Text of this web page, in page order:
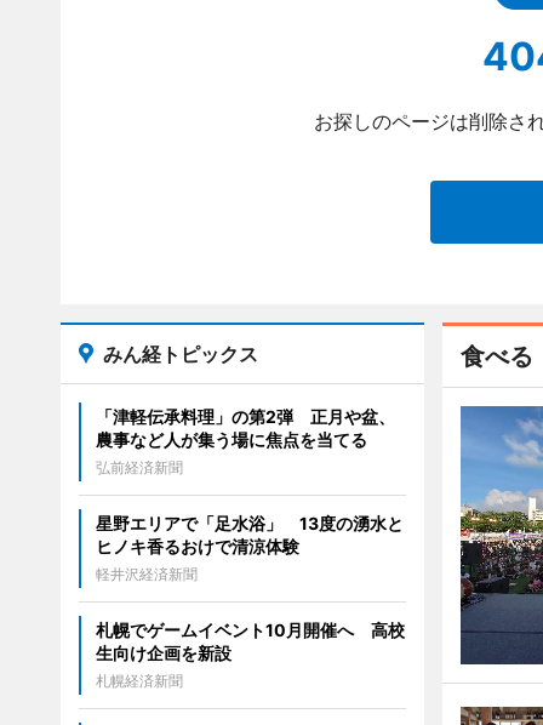
お探しのページは削除さ
食べる
みん経トピックス
「津軽伝承料理」の第2弾 正月や盆、
農事など人が集う場に焦点を当てる
弘前経済新聞
星野エリアで「足水浴」 13度の湧水と
ヒノキ香るおけで清涼体験
軽井沢経済新聞
札幌でゲームイベント10月開催へ 高校
生向け企画を新設
札幌経済新聞